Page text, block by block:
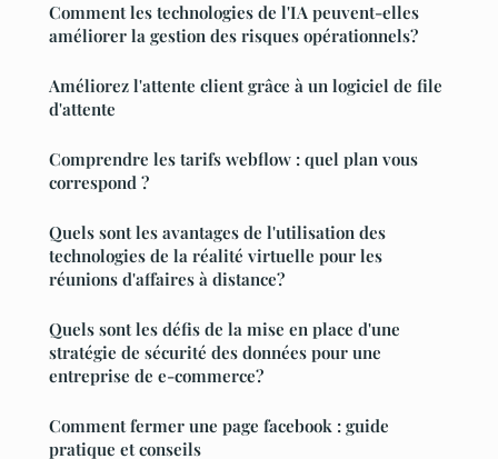
Comment les technologies de l'IA peuvent-elles
améliorer la gestion des risques opérationnels?
Améliorez l'attente client grâce à un logiciel de file
d'attente
Comprendre les tarifs webflow : quel plan vous
correspond ?
Quels sont les avantages de l'utilisation des
technologies de la réalité virtuelle pour les
réunions d'affaires à distance?
Quels sont les défis de la mise en place d'une
stratégie de sécurité des données pour une
entreprise de e-commerce?
Comment fermer une page facebook : guide
pratique et conseils